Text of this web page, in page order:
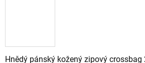
Hnědý pánský kožený zipový crossbag